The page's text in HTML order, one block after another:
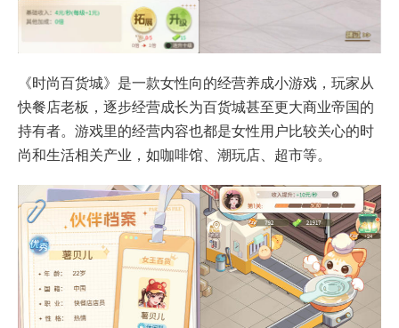
《时尚百货城》是一款女性向的经营养成小游戏，玩家从
快餐店老板，逐步经营成长为百货城甚至更大商业帝国的
持有者。游戏里的经营内容也都是女性用户比较关心的时
尚和生活相关产业，如咖啡馆、潮玩店、超市等。